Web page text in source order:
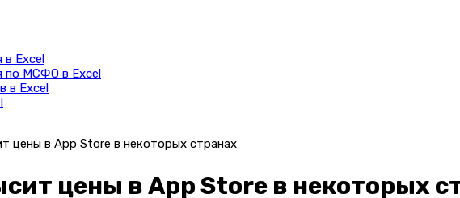
в Excel
по МСФО в Excel
в Excel
цены в App Store в некоторых странах
цены в App Store в некоторых